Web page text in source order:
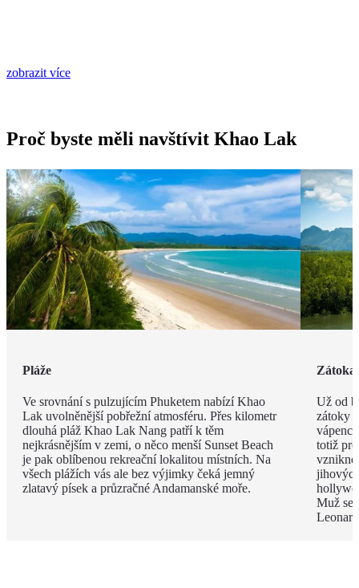
zobrazit více
Proč byste měli navštívit Khao Lak
Pláže
Ve srovnání s pulzujícím Phuketem nabízí Khao
Lak uvolněnější pobřežní atmosféru. Přes kilometr
dlouhá pláž Khao Lak Nang patří k těm
nejkrásnějším v zemi, o něco menší Sunset Beach
je pak oblíbenou rekreační lokalitou místních. Na
všech plážích vás ale bez výjimky čeká jemný
zlatavý písek a průzračné Andamanské moře.
Zátoka
Už od
zátoky
totiž
Muž se